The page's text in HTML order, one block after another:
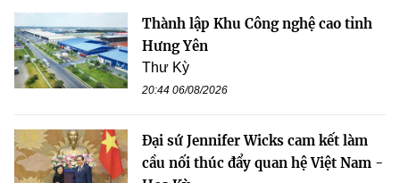
Thành lập Khu Công nghệ cao tỉnh
Hưng Yên
Thư Kỳ
20:44 06/08/2026
Đại sứ Jennifer Wicks cam kết làm
cầu nối thúc đẩy quan hệ Việt Nam -